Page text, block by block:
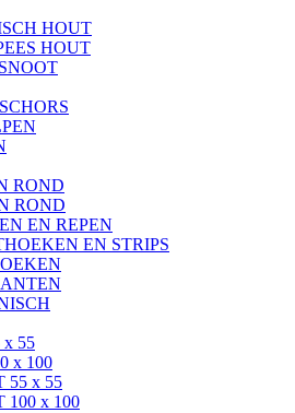
HOUT
HOUT
ROND
ROND
EN REPEN
EN STRIPS
x 55
x 100
55 x 55
100 x 100